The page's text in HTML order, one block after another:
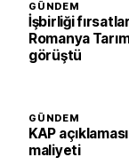
GÜNDEM
İşbirliği
Romanya
görüştü
GÜNDEM
KAP
maliyeti